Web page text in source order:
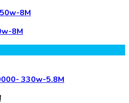
8M
330w-5.8M
Giá